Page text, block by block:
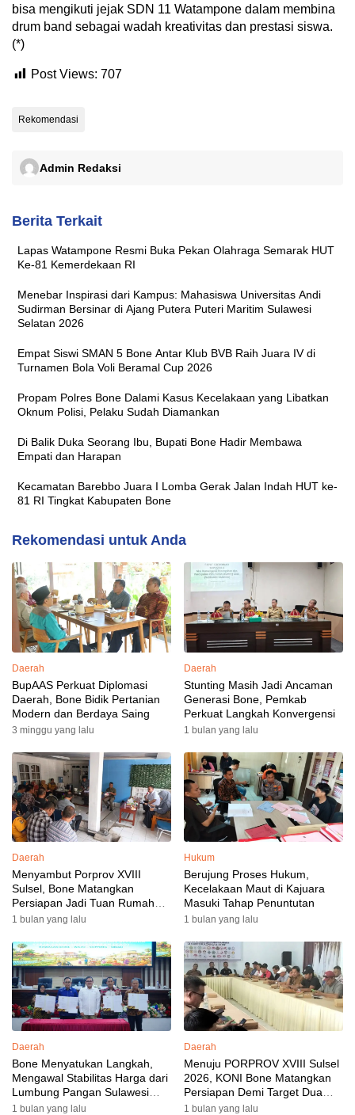
bisa mengikuti jejak SDN 11 Watampone dalam membina
drum band sebagai wadah kreativitas dan prestasi siswa.
(*)
Post Views: 707
Rekomendasi
Admin Redaksi
Berita Terkait
Lapas Watampone Resmi Buka Pekan Olahraga Semarak HUT
Ke-81 Kemerdekaan RI
Menebar Inspirasi dari Kampus: Mahasiswa Universitas Andi
Sudirman Bersinar di Ajang Putera Puteri Maritim Sulawesi
Selatan 2026
Empat Siswi SMAN 5 Bone Antar Klub BVB Raih Juara IV di
Turnamen Bola Voli Beramal Cup 2026
Propam Polres Bone Dalami Kasus Kecelakaan yang Libatkan
Oknum Polisi, Pelaku Sudah Diamankan
Di Balik Duka Seorang Ibu, Bupati Bone Hadir Membawa
Empati dan Harapan
Kecamatan Barebbo Juara I Lomba Gerak Jalan Indah HUT ke-
81 RI Tingkat Kabupaten Bone
Rekomendasi untuk Anda
Daerah
BupAAS Perkuat Diplomasi
Daerah, Bone Bidik Pertanian
Modern dan Berdaya Saing
3 minggu yang lalu
Daerah
Stunting Masih Jadi Ancaman
Generasi Bone, Pemkab
Perkuat Langkah Konvergensi
1 bulan yang lalu
Daerah
Menyambut Porprov XVIII
Sulsel, Bone Matangkan
Persiapan Jadi Tuan Rumah
yang Berkesan: Wakil Bupati
Targetkan Venue dan
Akomodasi Rampung
1 bulan yang lalu
Hukum
Berujung Proses Hukum,
Kecelakaan Maut di Kajuara
Masuki Tahap Penuntutan
1 bulan yang lalu
Daerah
Bone Menyatukan Langkah,
Mengawal Stabilitas Harga dari
Lumbung Pangan Sulawesi
Selatan
1 bulan yang lalu
Daerah
Menuju PORPROV XVIII Sulsel
2026, KONI Bone Matangkan
Persiapan Demi Target Dua
Besar
1 bulan yang lalu